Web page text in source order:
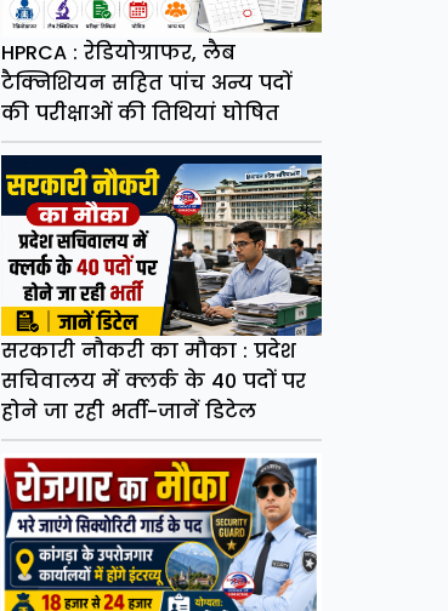
HPRCA : रेडियोग्राफर, लैब
टैक्निशियन सहित पांच अन्य पदों
की परीक्षाओं की तिथियां घोषित
सरकारी नौकरी का मौका : प्रदेश
सचिवालय में क्लर्क के 40 पदों पर
होने जा रही भर्ती-जानें डिटेल